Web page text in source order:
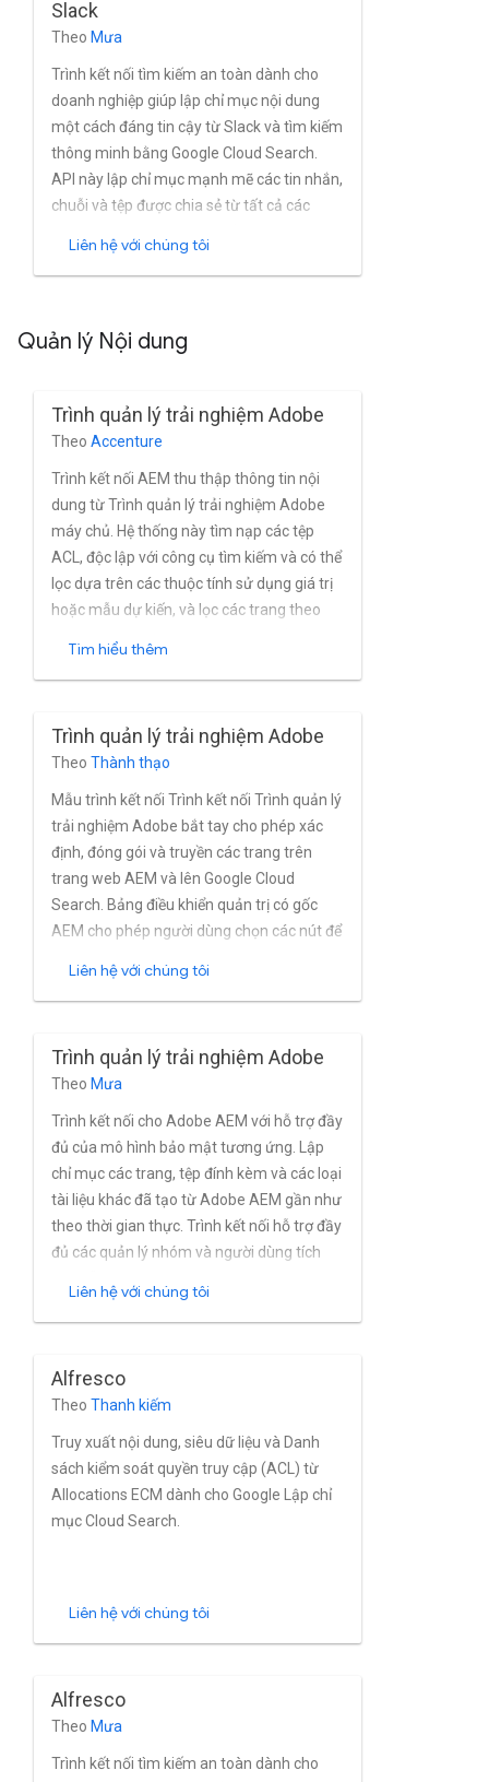
dung và danh tính, gia tăng dựa trên ảnh
chụp nhanh và không dựa trên ảnh chụp
nhanh, cũng như hỗ trợ hệ phân cấp tài
liệu.
Slack
Theo Mưa
Trình kết nối tìm kiếm an toàn dành cho
doanh nghiệp giúp lập chỉ mục nội dung
một cách đáng tin cậy từ Slack và tìm kiếm
thông minh bằng Google Cloud Search.
API này lập chỉ mục mạnh mẽ các tin nhắn,
chuỗi và tệp được chia sẻ từ tất cả các
thời gian thực.
Liên hệ với chúng tôi
Quản lý Nội dung
Trình quản lý trải nghiệm Adobe
Theo Accenture
Trình kết nối AEM thu thập thông tin nội
dung từ Trình quản lý trải nghiệm Adobe
máy chủ. Hệ thống này tìm nạp các tệp
ACL, độc lập với công cụ tìm kiếm và có thể
lọc dựa trên các thuộc tính sử dụng giá trị
hoặc mẫu dự kiến, và lọc các trang theo
Tài sản.
Tìm hiểu thêm
Trình quản lý trải nghiệm Adobe
Theo Thành thạo
Mẫu trình kết nối Trình kết nối Trình quản lý
trải nghiệm Adobe bắt tay cho phép xác
định, đóng gói và truyền các trang trên
trang web AEM và lên Google Cloud
Search. Bảng điều khiển quản trị có gốc
AEM cho phép người dùng chọn các nút để
phần tử trang web cần bao gồm, hỗ trợ thu
dung.
Liên hệ với chúng tôi
Trình quản lý trải nghiệm Adobe
Theo Mưa
Trình kết nối cho Adobe AEM với hỗ trợ đầy
đủ của mô hình bảo mật tương ứng. Lập
chỉ mục các trang, tệp đính kèm và các loại
tài liệu khác đã tạo từ Adobe AEM gần như
theo thời gian thực. Trình kết nối hỗ trợ đầy
đủ các quản lý nhóm và người dùng tích
Active Directory và các dịch vụ thư mục
Liên hệ với chúng tôi
Alfresco
Theo Thanh kiếm
Truy xuất nội dung, siêu dữ liệu và Danh
sách kiểm soát quyền truy cập (ACL) từ
Allocations ECM dành cho Google Lập chỉ
mục Cloud Search.
Liên hệ với chúng tôi
Alfresco
Theo Mưa
Trình kết nối tìm kiếm an toàn dành cho